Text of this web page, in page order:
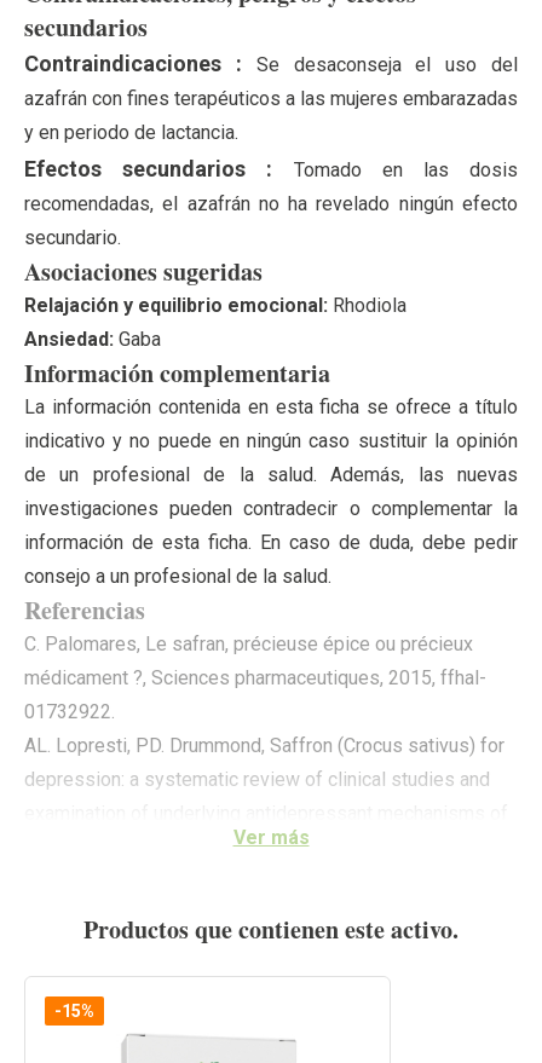
secundarios
Contraindicaciones :
Se desaconseja el uso del
azafrán con fines terapéuticos a las mujeres embarazadas
y en periodo de lactancia.
Efectos secundarios : Tomado en las dosis
recomendadas, el azafrán no ha revelado ningún efecto
secundario.
Asociaciones sugeridas
Relajación y equilibrio emocional: Rhodiola
Ansiedad: Gaba
Información complementaria
La información contenida en esta ficha se ofrece a título
indicativo y no puede en ningún caso sustituir la opinión
de un profesional de la salud. Además, las nuevas
investigaciones pueden contradecir o complementar la
información de esta ficha. En caso de duda, debe pedir
consejo a un profesional de la salud.
Referencias
C. Palomares, Le safran, précieuse épice ou précieux
médicament ?, Sciences pharmaceutiques, 2015, ffhal-
01732922.
AL. Lopresti, PD. Drummond, Saffron (Crocus sativus) for
depression: a systematic review of clinical studies and
action, Hum Psychopharmacol, Nov. 2014, 29(6):517-27.
disorder in adults: a meta-analysis of randomized
controlled trials, Neuropsychiatr Dis Treat, 21 May 2018,
14:1297-1305.
J. Tabeshpour, et al., A double-blind, randomized, placebo-
Ver más
Productos que contienen este activo.
-15%